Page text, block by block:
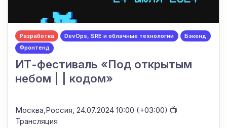
Разработка DevOps, SRE и облачные технологии
Бэкенд
Фронтенд
ИТ-фестиваль «Под открытым
небом | | кодом»
Москва,Россия,24.07.2024 10:00 (+03:00) 📺
Трансляция